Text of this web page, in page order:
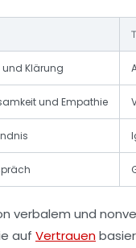
und Klärung
und Empathie
verbalem und
auf Vertrauen